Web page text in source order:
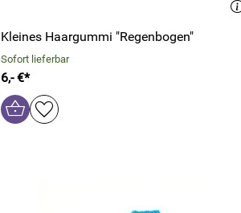
Kleines Haargummi "Regenbogen"
Sofort lieferbar
6,- €*